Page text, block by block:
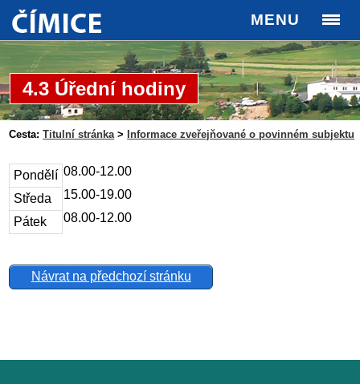
MENU
4.3 Úřední hodiny
Cesta: Titulní stránka> Informace zveřejňované o povinném subjektu
Pondělí 08.00-12.00
Středa
15.00-19.00
Pátek
08.00-12.00
Návrat na předchozí stránku